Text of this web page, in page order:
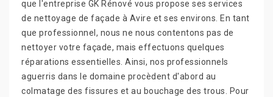
que l'entreprise GK Rénové vous propose ses services
de nettoyage de façade à Avire et ses environs. En tant
que professionnel, nous ne nous contentons pas de
nettoyer votre façade, mais effectuons quelques
réparations essentielles. Ainsi, nos professionnels
aguerris dans le domaine procèdent d'abord au
colmatage des fissures et au bouchage des trous. Pour